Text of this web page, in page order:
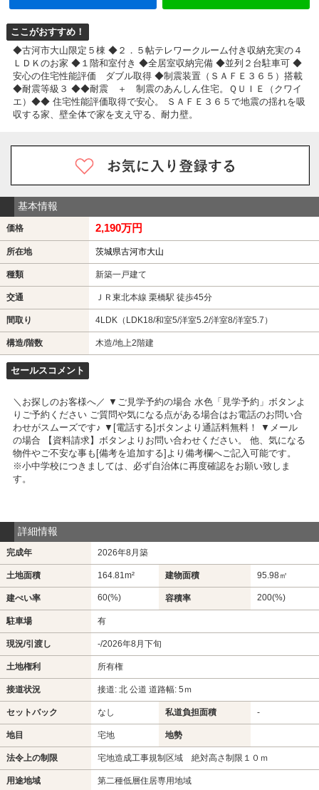
ここがおすすめ！
◆古河市大山限定５棟 ◆２．５帖テレワークルーム付き収納充実の４
ＬＤＫのお家 ◆１階和室付き ◆全居室収納完備 ◆並列２台駐車可 ◆
安心の住宅性能評価 ダブル取得 ◆制震装置（ＳＡＦＥ３６５）搭載
◆耐震等級３ ◆◆耐震 ＋ 制震のあんしん住宅。ＱＵＩＥ（クワイ
エ）◆◆ 住宅性能評価取得で安心。 ＳＡＦＥ３６５で地震の揺れを吸
収する家、壁全体で家を支え守る、耐力壁。
基本情報
価格 2,190万円
所在地 茨城県古河市大山
種類 新築一戸建て
交通 ＪＲ東北本線 栗橋駅 徒歩45分
間取り 4LDK（LDK18/和室5/洋室5.2/洋室8/洋室5.7）
構造/階数 木造/地上2階建
セールスコメント
＼お探しのお客様へ／ ▼ご見学予約の場合 水色「見学予約」ボタンよ
りご予約ください ご質問や気になる点がある場合はお電話のお問い合
わせがスムーズです♪ ▼[電話する]ボタンより通話料無料！ ▼メール
の場合 【資料請求】ボタンよりお問い合わせください。 他、気になる
物件やご不安な事も[備考を追加する]より備考欄へご記入可能です。
※小中学校につきましては、必ず自治体に再度確認をお願い致しま
す。
詳細情報
完成年 2026年8月築
土地面積 164.81m² 建物面積 95.98㎡
建ぺい率 60(%) 容積率 200(%)
駐車場 有
現況/引渡し -/2026年8月下旬
土地権利 所有権
接道状況 接道: 北 公道 道路幅: 5ｍ
セットバック なし 私道負担面積 -
地目 宅地 地勢
法令上の制限 宅地造成工事規制区域 絶対高さ制限１０ｍ
用途地域 第二種低層住居専用地域